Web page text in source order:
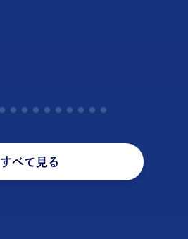
すべて見る